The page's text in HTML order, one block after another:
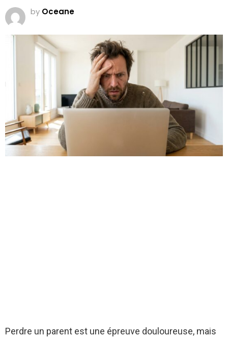
by Oceane
Perdre un parent est une épreuve douloureuse, mais